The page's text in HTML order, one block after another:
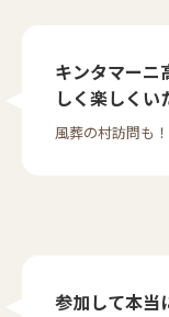
キンタマーニ
しく楽しくい
風葬の村訪問も
参加して本当